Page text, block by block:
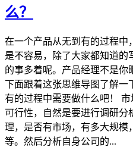
么？
在一个产品从无到有的过程中
是不容易，除了大家都知道
的事多着呢。产品经理不是你
下面跟着这张思维导图了解一
有的过程中需要做什么吧！
可行性，自然是要进行调研分
理，是否有市场，有多大规模
等。然后分析自身公司的...